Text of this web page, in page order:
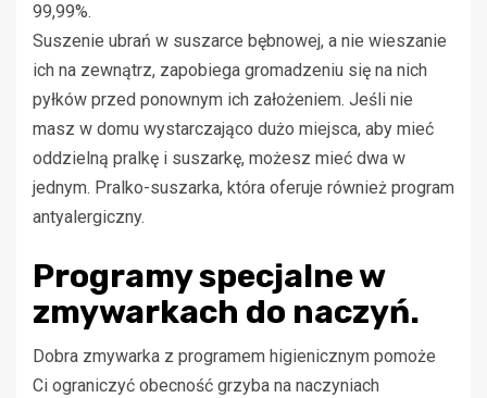
99,99%.
Suszenie ubrań w suszarce bębnowej, a nie wieszanie
ich na zewnątrz, zapobiega gromadzeniu się na nich
pyłków przed ponownym ich założeniem. Jeśli nie
masz w domu wystarczająco dużo miejsca, aby mieć
oddzielną pralkę i suszarkę, możesz mieć dwa w
jednym. Pralko-suszarka, która oferuje również program
antyalergiczny.
Programy specjalne w
zmywarkach do naczyń.
Dobra zmywarka z programem higienicznym pomoże
Ci ograniczyć obecność grzyba na naczyniach